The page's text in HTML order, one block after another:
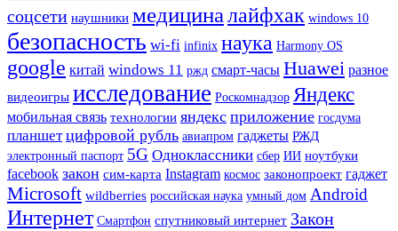
соцсети наушники медициналайфхак windows 10
безопасность wi-fi infinix наука Harmony OS
google китай windows 11 ржд смарт-часы Huawei разное
видеоигры исследование Роскомнадзор Яндекс
мобильная связь технологии яндекс приложение госдума
планшет цифровой рубль авиапром гаджеты РЖД
электронный паспорт 5G Одноклассники сбер ИИ ноутбуки
facebook закон сим-карта Instagram космос законопроект гаджет
Microsoft wildberries российская наука умный дом Android
Интернет Смартфон спутниковый интернет Закон